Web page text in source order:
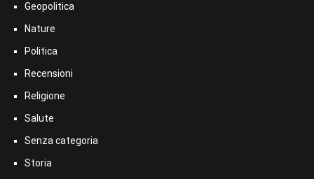
Geopolitica
Nature
Politica
Recensioni
Religione
Salute
Senza categoria
Storia